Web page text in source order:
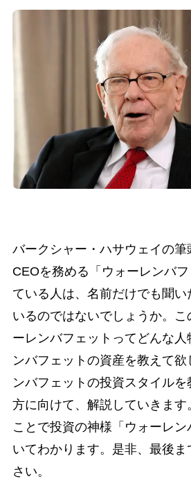
バークシャー・ハサウェイの
CEOを務める「ウォーレンバ
ている人は、名前だけでも聞い
いるのではないでしょうか。こ
ーレンバフェットってどんな人
ンバフェットの資産を教えて
ンバフェットの投資スタイル
方に向けて、解説していきます
ことで投資の神様「ウォーレ
いてわかります。是非、最後
さい。